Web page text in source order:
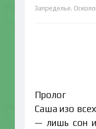
Запределье.
Пролог
Саша изо
— лишь сон и